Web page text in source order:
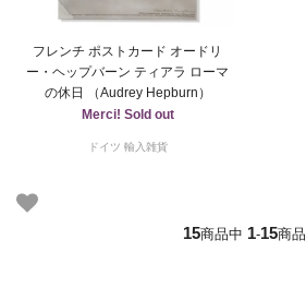
フレンチ ポストカード オードリ
ー・ヘップバーン ティアラ ローマ
の休日 （Audrey Hepburn）
Merci! Sold out
ドイツ 輸入雑貨
15商品中 1-15商品